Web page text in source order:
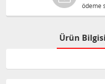
ödeme
Ürün Bilgisi